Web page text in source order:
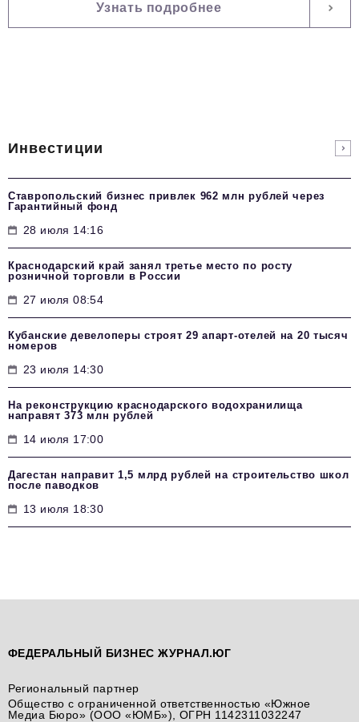
Узнать подробнее
Инвестиции
Ставропольский бизнес привлек 962 млн рублей через
Гарантийный фонд
28 июля 14:16
Краснодарский край занял третье место по росту
розничной торговли в России
27 июля 08:54
Кубанские девелоперы строят 29 апарт-отелей на 20 тысяч
номеров
23 июля 14:30
На реконструкцию краснодарского водохранилища
направят 373 млн рублей
14 июля 17:00
Дагестан направит 1,5 млрд рублей на строительство школ
после паводков
13 июля 18:30
ФЕДЕРАЛЬНЫЙ БИЗНЕС ЖУРНАЛ.ЮГ
Региональный партнер
Общество с ограниченной ответственностью «Южное
Медиа Бюро» (ООО «ЮМБ»), ОГРН 1142311032247